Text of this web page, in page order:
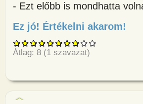
- Ezt előbb is mondhatta
Ez jó! Értékelni akarom!
Átlag: 8 (1 szavazat)